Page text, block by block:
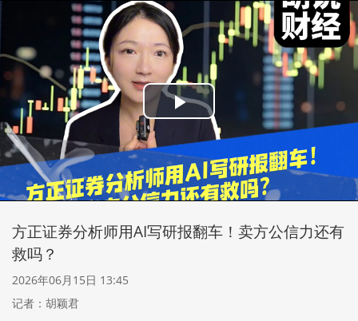
Play
Video
方正证券分析师用AI写研报翻车！卖方公信力还有
救吗？
2026年06月15日 13:45
记者：胡颖君